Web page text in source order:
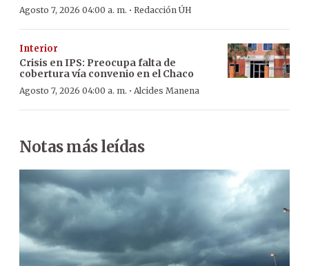
Agosto 7, 2026 04:00 a. m. · Redacción ÚH
Interior
Crisis en IPS: Preocupa falta de
cobertura vía convenio en el Chaco
Agosto 7, 2026 04:00 a. m. · Alcides Manena
Notas más leídas